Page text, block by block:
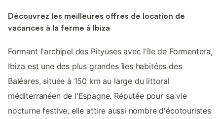
Découvrez les meilleures offres de location de
vacances à la ferme à Ibiza
Formant l'archipel des Pityuses avec l'île de Formentera,
Ibiza est une des plus grandes îles habitées des
Baléares, située à 150 km au large du littoral
méditerranéen de l'Espagne. Réputée pour sa vie
nocturne festive, elle attire aussi nombre d'écotouristes